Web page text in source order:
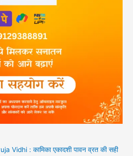
Vidhi : कामिका एकादशी पावन व्रत की सही